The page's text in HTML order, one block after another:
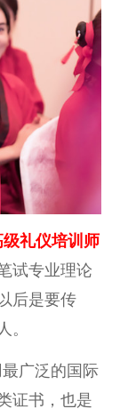
礼仪培训师
试专业理论
后是要传
。
广泛的国际
证书，也是